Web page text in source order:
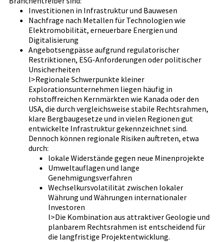
Investitionen in Infrastruktur und Bauwesen
Nachfrage nach Metallen für Technologien wie
Elektromobilität, erneuerbare Energien und
Digitalisierung
Angebotsengpässe aufgrund regulatorischer
Restriktionen, ESG-Anforderungen oder politischer
Unsicherheiten
l>Regionale Schwerpunkte kleiner
Explorationsunternehmen liegen häufig in
rohstoffreichen Kernmärkten wie Kanada oder den
USA, die durch vergleichsweise stabile Rechtsrahmen,
klare Bergbaugesetze und in vielen Regionen gut
entwickelte Infrastruktur gekennzeichnet sind.
Dennoch können regionale Risiken auftreten, etwa
durch:
lokale Widerstände gegen neue Minenprojekte
Umweltauflagen und lange
Genehmigungsverfahren
Wechselkursvolatilität zwischen lokaler
Währung und Währungen internationaler
Investoren
l>Die Kombination aus attraktiver Geologie und
planbarem Rechtsrahmen ist entscheidend für
die langfristige Projektentwicklung.